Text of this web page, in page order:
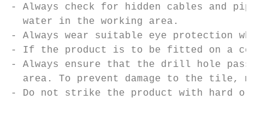
- Always check for hidden cables and
  water in the working area.
- Always wear suitable eye protection
- If the product is to be fitted on a
- Always ensure that the drill hole
area. To prevent damage to the tile,
- Do not strike the product with hard or